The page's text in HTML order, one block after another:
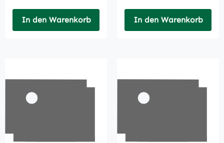
In den Warenkorb In den Warenkorb